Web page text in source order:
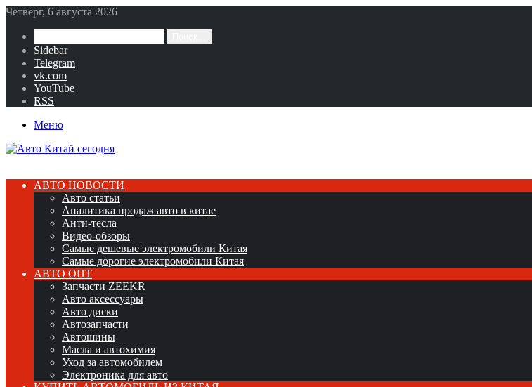
Четверг, 6 августа 2026
Sidebar
Telegram
vk.com
YouTube
RSS
Меню
АВТО НОВОСТИ
Авто статьи
Аналитика продаж авто в китае
Анти-тесла
Видео-обзоры
Самые дешевые электромобили Китая
Самые дорогие электромобили Китая
АВТО ОПТ
Запчасти ZEEKR
Авто аксессуары
Авто диски
Автозапчасти
Автошины
Масла и автохимия
Уход за автомобилем
Электроника для авто